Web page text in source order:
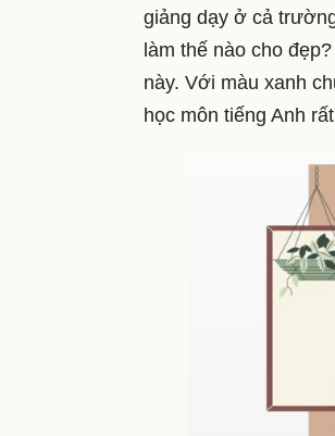
giảng dạy ở cả
làm thế nào cho
này. Với màu xanh
học môn tiếng Anh